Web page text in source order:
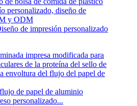
de impresión personalizado
de papel de aluminio
personalizado...